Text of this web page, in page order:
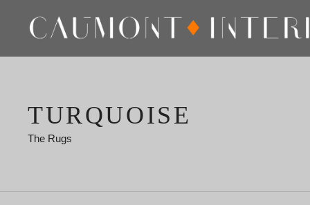
TURQUOISE
The Rugs